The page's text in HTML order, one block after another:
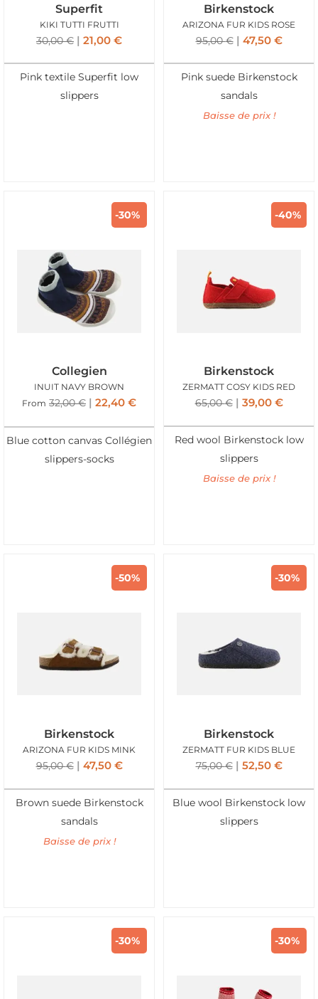
Superfit
KIKI TUTTI FRUTTI
30,00€ 21,00 €
Pink textile Superfit low
slippers
Birkenstock
ARIZONA FUR KIDS ROSE
95,00€ 47,50 €
Pink suede Birkenstock
sandals
Baisse de prix !
-30%
Collegien
INUIT NAVY BROWN
From 32,00€ 22,40 €
Blue cotton canvas Collégien
slippers-socks
-40%
Birkenstock
ZERMATT COSY KIDS RED
65,00€ 39,00 €
Red wool Birkenstock low
slippers
Baisse de prix !
-50%
Birkenstock
ARIZONA FUR KIDS MINK
95,00€ 47,50 €
Brown suede Birkenstock
sandals
Baisse de prix !
-30%
Birkenstock
ZERMATT FUR KIDS BLUE
75,00€ 52,50 €
Blue wool Birkenstock low
slippers
-30% -30%